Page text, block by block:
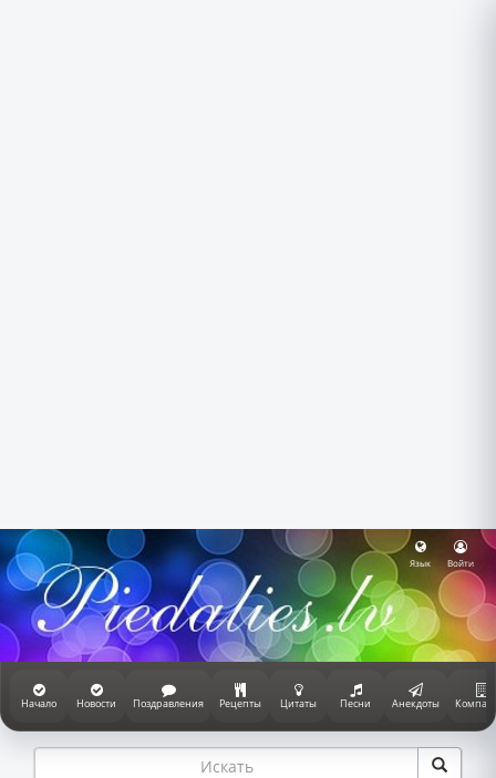
Язык Войти
Начало Новости Поздравления Рецепты Цитаты Песни Анекдоты